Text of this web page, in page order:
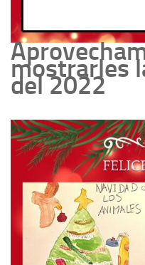
mostrarles
del 2022